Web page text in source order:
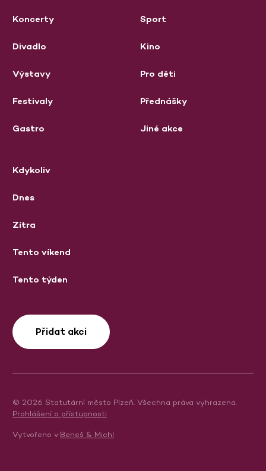
Koncerty
Divadlo
Výstavy
Festivaly
Gastro
Sport
Kino
Pro děti
Přednášky
Jiné akce
Kdykoliv
Dnes
Zítra
Tento víkend
Tento týden
Přidat akci
© 2026 Statutární město Plzeň. Všechna práva vyhrazena.
Prohlášení o přístupnosti
Vytvořeno v Beneš & Michl